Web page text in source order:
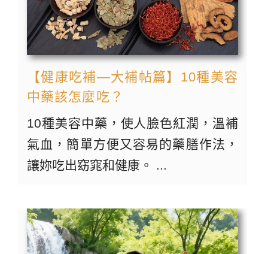
【健康吃補—大補帖篇】10種美容
中藥該怎麼吃？
10種美容中藥，使人臉色紅潤，溫補
氣血，簡單方便又容易的藥膳作法，
讓妳吃出窈窕和健康。 ...